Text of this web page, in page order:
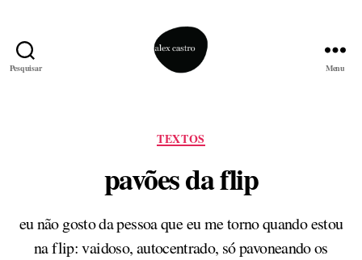
Pesquisar Menu
Categorias
TEXTOS
pavões da flip
eu não gosto da pessoa que eu me torno quando estou
na flip: vaidoso, autocentrado, só pavoneando os